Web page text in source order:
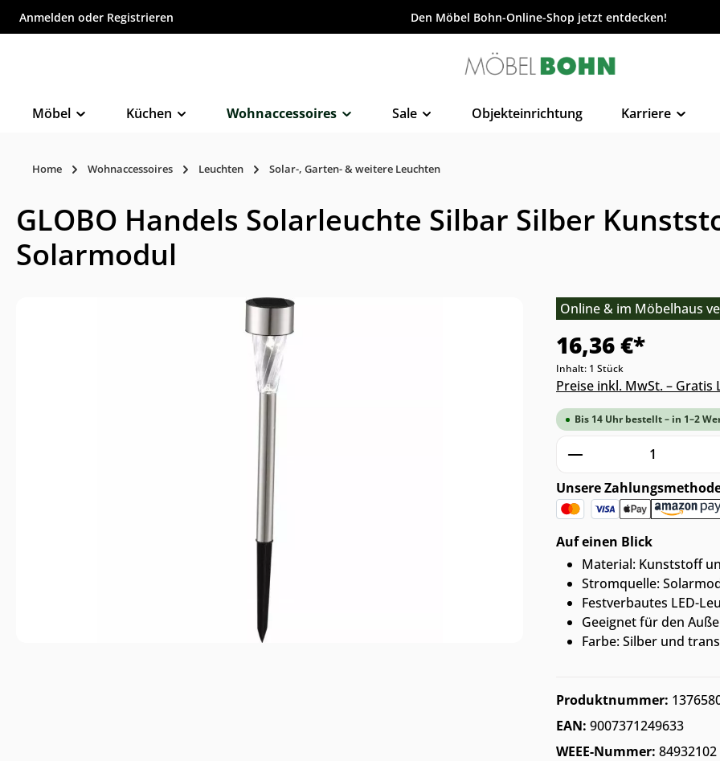
springen
Anmelden oder Registrieren Den Möbel Bohn-Online-Shop jetzt entdecken!
Möbel Küchen Wohnaccessoires Sale Objekteinrichtung Karriere
Home Wohnaccessoires Leuchten Solar-, Garten- & weitere Leuchten
GLOBO Handels Solarleuchte Silbar Silber
Solarmodul
Online & im Möbelhaus
16,36 €*
Inhalt: 1 Stück
Preise inkl. MwSt. –
Bis 14 Uhr bestellt – in 1–2
Produkt Anzahl:
Unsere
Auf einen Blick
Material: Kunststoff
Stromquelle:
Festverbautes LED-
Geeignet für den
Farbe: Silber und
Produktnummer:
EAN: 9007371249633
WEEE-Nummer: 84932102